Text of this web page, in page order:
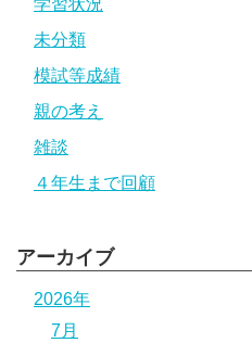
学習状況
未分類
模試等成績
親の考え
雑談
４年生まで回顧
アーカイブ
2026年
7月